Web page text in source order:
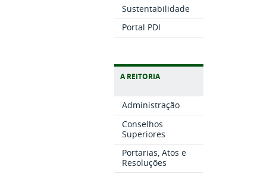
Sustentabilidade
Portal PDI
A REITORIA
Administração
Conselhos
Superiores
Portarias, Atos e
Resoluções